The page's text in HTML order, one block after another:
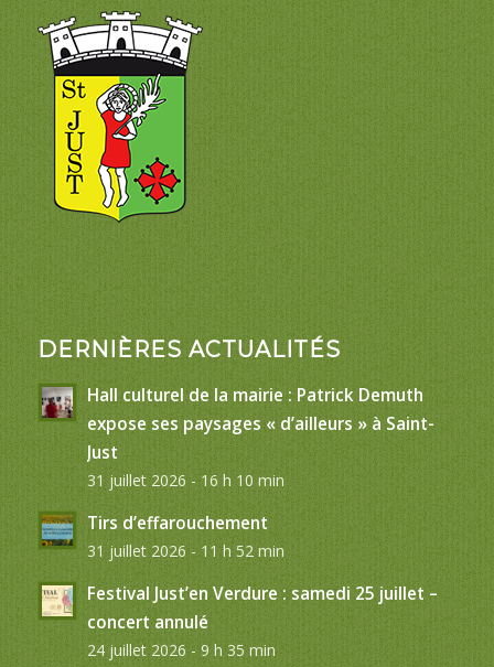
DERNIÈRES ACTUALITÉS
Hall culturel de la mairie : Patrick Demuth
expose ses paysages « d’ailleurs » à Saint-
Just
31 juillet 2026 - 16 h 10 min
Tirs d’effarouchement
31 juillet 2026 - 11 h 52 min
Festival Just’en Verdure : samedi 25 juillet –
concert annulé
24 juillet 2026 - 9 h 35 min